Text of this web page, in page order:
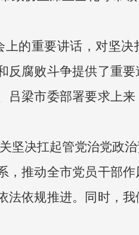
的重要讲话，对坚决
腐败斗争提供了重
梁市委部署要求上
坚决扛起管党治党政
推动全市党员干部
依规推进。同时，